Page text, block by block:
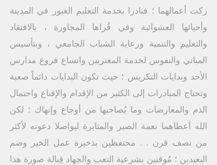
زكت أعمالهما ؛ فبادرا بخدمة التعليم الغيور في المدينة
وأحيائها العشوائية وفي قُراها المجاورة ، بالافتقاد
والتعليم والتنمية ورعاية الشباب الجامعي ، وبتأسيس
المباني والنفوس لخدمة المغتربين واتساع فروع مدارس
الأحد وبدايات التكريس ؛ حيث تكون البدايات دائماً صعبة
وتحتاج المبادرات إلى الكثير من الإقدام والإقناع واحتمال
الذم والمعارضات وما يُصاحبها من أوجاع وإنهاك ؛ لكن
الله أعطاهما نعمة الصبر والمثابرة ليواصلا دعوته لأكثر
من نصف قرن . . محتفظين بذخيرة عمل الخير وضم
البعيدين ؛ مُوقنين بشرعية التعب والجهاد قِبالة صورة هذا